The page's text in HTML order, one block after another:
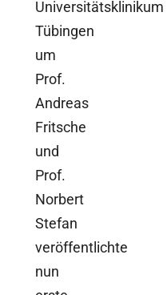
Universitätsklinikum
Tübingen
um
Prof.
Andreas
Fritsche
und
Prof.
Norbert
Stefan
veröffentlichte
nun